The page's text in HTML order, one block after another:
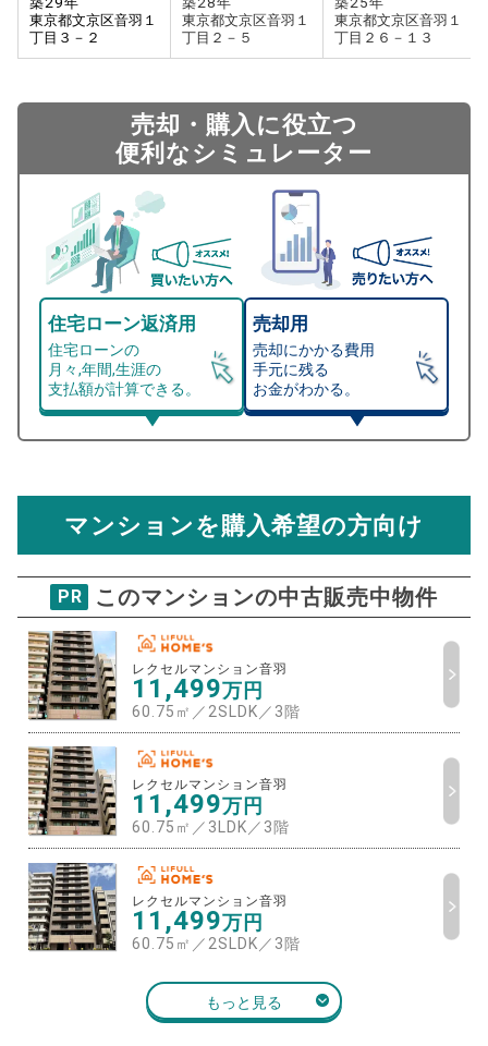
東京都文京区音羽１
丁目３－２
東京都文京区音羽１
丁目２－５
東京都文京区音羽１
丁目２６－１３
売却・購入に役立つ
便利なシミュレーター
住宅ローン返済用
住宅ローンの
月々,年間,生涯の
支払額が計算できる。
売却用
売却にかかる費用
手元に残る
お金がわかる。
総支払額シミュレーション
物件価格
万円
ご希望の
返済期間
住宅ローン
金利
ボーナス
返済金額
万円
マンション売却シミュレーター
レクセルマンション音羽
試算条件 55㎡・6階
推定売却価格：7966
資金計画のために査定額や希望売却価
格を入力して活用するのもおすすめ◎
売却価格
万円
残債
計算する
売却にかかる費用 手元に残るお金は
マンションを購入希望の方向け
PR このマンションの中古販売中物件
レクセルマンション音羽
11,499万円
60.75㎡／2SLDK ／ 3階
レクセルマンション音羽
11,499万円
60.75㎡／3LDK／ 3階
レクセルマンション音羽
11,499万円
60.75㎡／2SLDK ／ 3階
もっと見る